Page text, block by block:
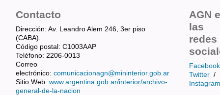
Contacto
Dirección: Av. Leandro Alem 246, 3er piso
(CABA).
Código postal: C1003AAP
Teléfono: 2206-0013
Correo
electrónico: comunicacionagn@mininterior.gob.ar
Sitio Web: www.argentina.gob.ar/interior/archivo-
general-de-la-nacion
AGN
las
redes
Facebook
Twitter /
Instagram